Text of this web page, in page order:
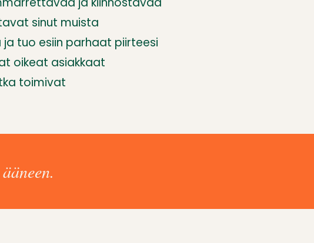
sinut muista
ja tuo esiin parhaat piirteesi
oikeat asiakkaat
toimivat